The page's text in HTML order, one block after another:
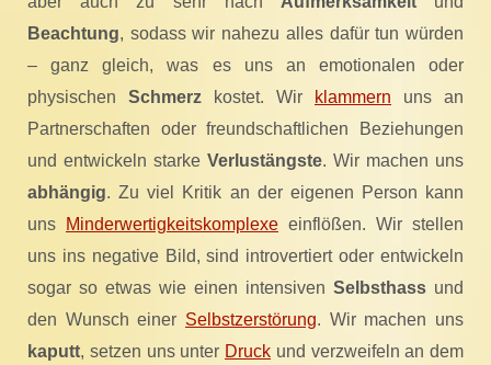
Beachtung, sodass wir nahezu alles dafür tun würden
– ganz gleich, was es uns an emotionalen oder
physischen Schmerz kostet. Wir klammern uns an
Partnerschaften oder freundschaftlichen Beziehungen
und entwickeln starke Verlustängste. Wir machen uns
abhängig. Zu viel Kritik an der eigenen Person kann
uns
Minderwertigkeitskomplexe einflößen. Wir stellen
uns ins negative Bild, sind introvertiert oder entwickeln
sogar so etwas wie einen intensiven Selbsthass und
den Wunsch einer Selbstzerstörung. Wir machen uns
kaputt, setzen uns unter Druck und verzweifeln an dem